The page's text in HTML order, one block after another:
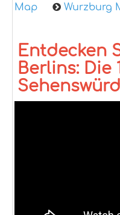
Map
Wurzburg
Entdecken
Berlins: Die